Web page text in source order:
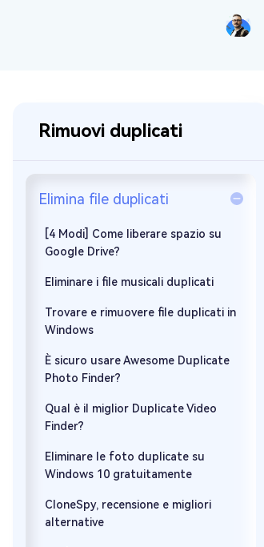
Rimuovi duplicati
Elimina file duplicati
[4 Modi] Come liberare spazio su
Google Drive?
Eliminare i file musicali duplicati
Trovare e rimuovere file duplicati in
Windows
È sicuro usare Awesome Duplicate
Photo Finder?
Qual è il miglior Duplicate Video
Finder?
Eliminare le foto duplicate su
Windows 10 gratuitamente
CloneSpy, recensione e migliori
alternative